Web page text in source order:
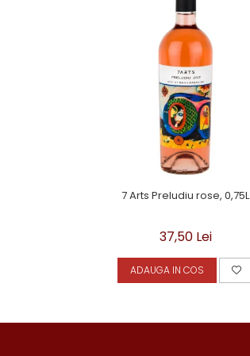
7 Arts Preludiu rose, 0,75L
37,50 Lei
ADAUGA IN COS